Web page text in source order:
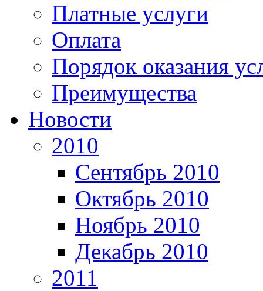
Платные услуги
Оплата
Порядок оказания
Преимущества
Новости
2010
Сентябрь 2010
Октябрь 2010
Ноябрь 2010
Декабрь 2010
2011